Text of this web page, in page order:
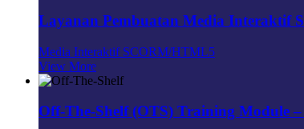
Layanan Pembuatan Media Interaktif
Media Interaktif SCORM/HTML5
View More
Off-The-Shelf (OTS) Training Module